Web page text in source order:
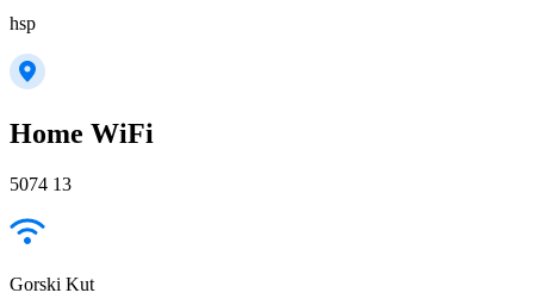
hsp
Home WiFi
5074 13
Gorski Kut